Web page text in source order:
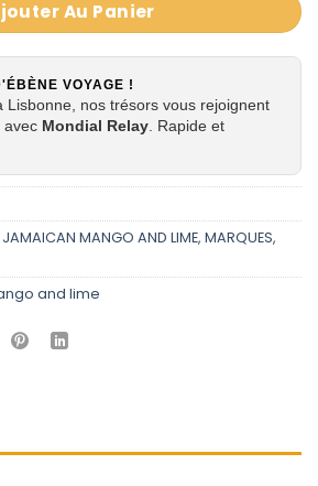
Au Panier
VOYAGE !
Lisbonne, nos trésors vous rejoignent
avec Mondial Relay . Rapide et
JAMAICAN MANGO AND LIME, MARQUES,
and lime